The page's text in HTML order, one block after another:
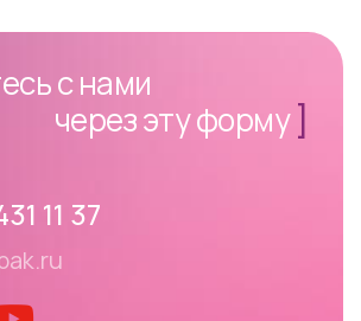
с нами
через эту форму]
11 37